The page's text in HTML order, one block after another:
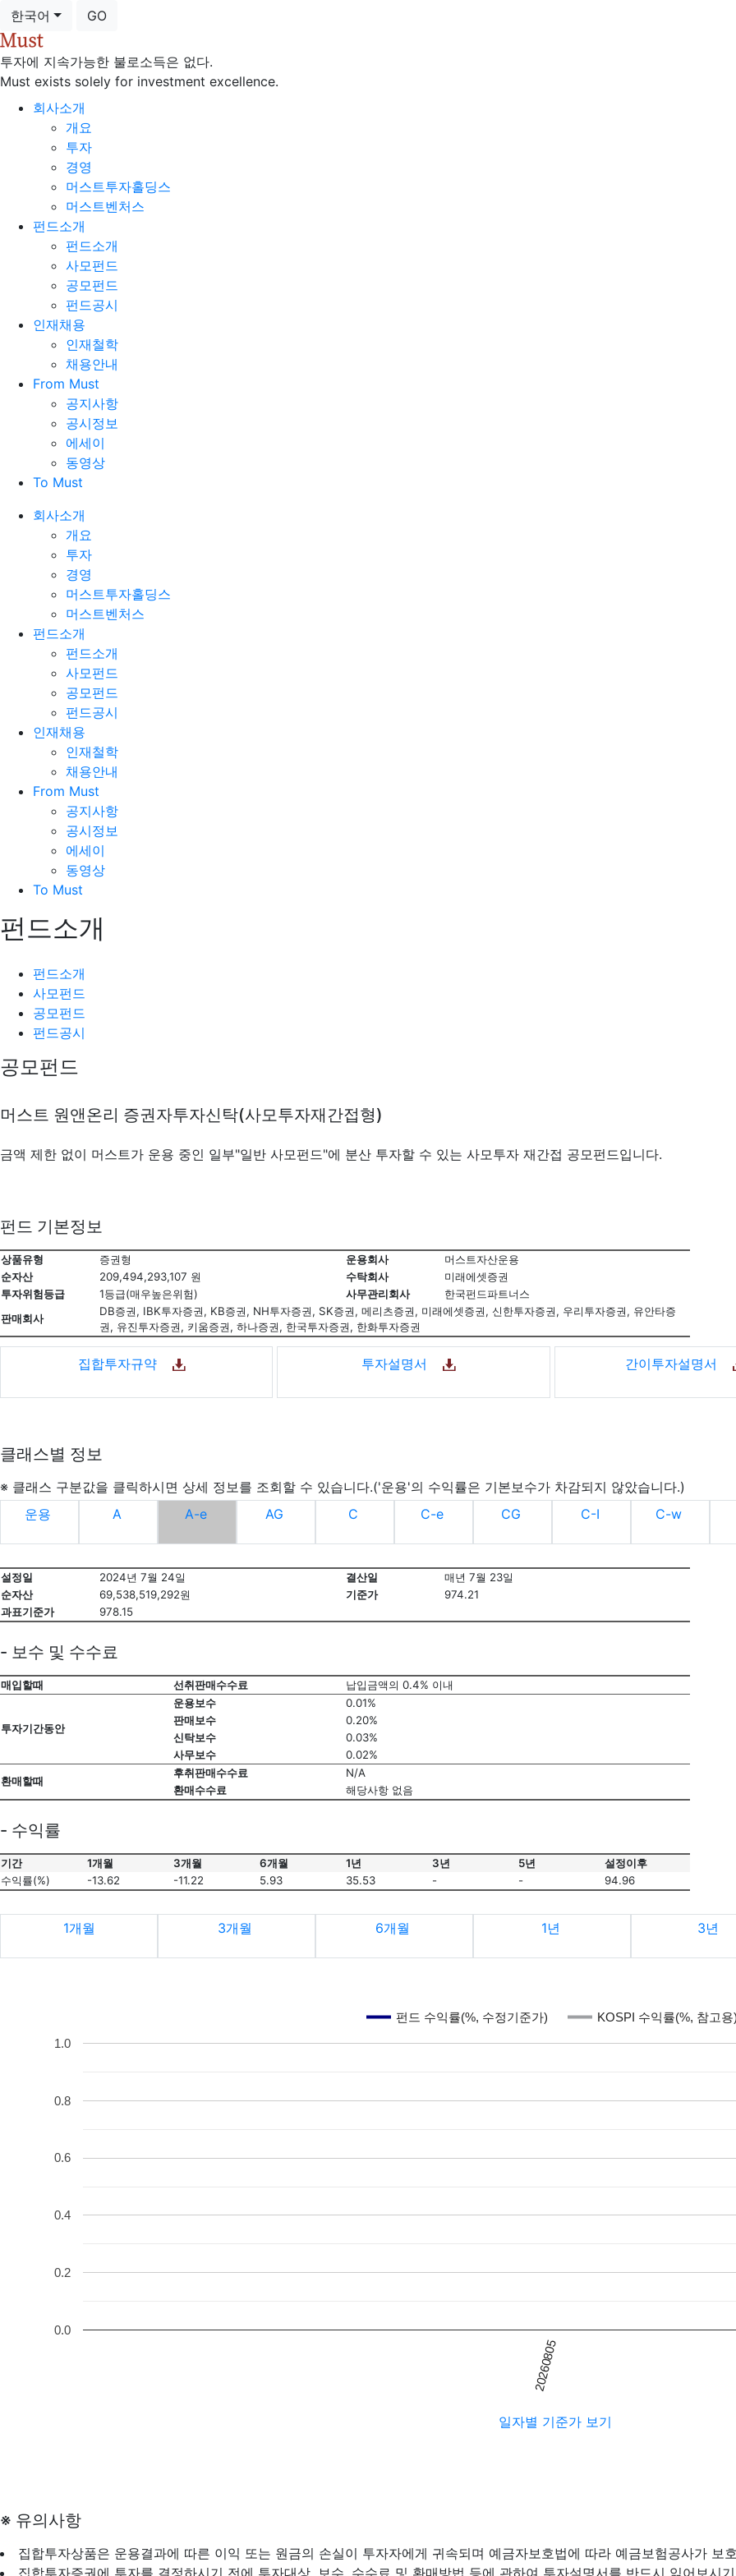
한국어 GO
투자에 지속가능한 불로소득은 없다.
Must exists solely for investment excellence.
회사소개
개요
투자
경영
머스트투자홀딩스
머스트벤처스
펀드소개
펀드소개
사모펀드
공모펀드
펀드공시
인재채용
인재철학
채용안내
From Must
공지사항
공시정보
에세이
동영상
To Must
회사소개
개요
투자
경영
머스트투자홀딩스
머스트벤처스
펀드소개
펀드소개
사모펀드
공모펀드
펀드공시
인재채용
인재철학
채용안내
From Must
공지사항
공시정보
에세이
동영상
To Must
펀드소개
펀드소개
사모펀드
공모펀드
펀드공시
공모펀드
머스트 원앤온리 증권자투자신탁(사모투자재간접형)
금액 제한 없이 머스트가 운용 중인 일부"일반 사모펀드"에 분산 투자할 수 있는 사모투자 재간접 공모펀드입니다.
펀드 기본정보
상품유형 증권형 운용회사
머스트자산운용
순자산
209,494,293,107 원 수탁회사
미래에셋증권
투자위험등급
1등급(매우높은위험) 사무관리회사
한국펀드파트너스
판매회사
DB증권, IBK투자증권, KB증권, NH투자증권, SK증권, 메리츠증권, 미래에셋증권, 신한투자증권, 우리투자증권, 유안타증
권, 유진투자증권, 키움증권, 하나증권, 한국투자증권, 한화투자증권
집합투자규약 투자설명서 간이투자설명서
클래스별 정보
※ 클래스 구분값을 클릭하시면 상세 정보를 조회할 수 있습니다.('운용'의 수익률은 기본보수가 차감되지 않았습니다.)
운용
A A-e AG C C-e CG C-I C-w
설정일 2024년 7월 24일 결산일
매년 7월 23일
순자산
69,538,519,292원 기준가
974.21
과표기준가
978.15
- 보수 및 수수료
매입할때 선취판매수수료 납입금액의 0.4% 이내
투자기간동안
운용보수
0.01%
판매보수
0.20%
신탁보수
0.03%
사무보수
0.02%
환매할때
후취판매수수료
N/A
환매수수료
해당사항 없음
- 수익률
기간 1개월 3개월 6개월 1년 3년 5년
설정이후
수익률(%)
-13.62 -11.22 5.93 35.53 - - 94.96
1개월 3개월 6개월 1년 3년
펀드 수익률(%, 수정기준가) KOSPI 수익률(%, 참고용
20260805
0.0
0.2
0.4
0.6
0.8
1.0
일자별 기준가 보기
※ 유의사항
집합투자상품은 운용결과에 따른 이익 또는 원금의 손실이 투자자에게 귀속되며 예금자보호법에 따라 예금보험공사가 보